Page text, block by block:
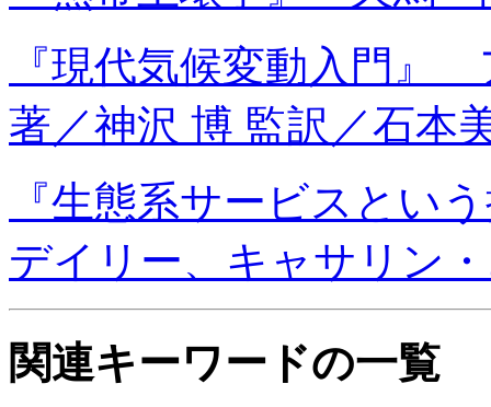
『現代気候変動入門』
著／神沢 博 監訳／石本
『生態系サービスとい
デイリー、キャサリン
関連キーワードの一覧